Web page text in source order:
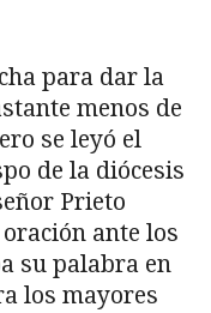
para dar la
menos de
se leyó el
de la diócesis
Prieto
ante los
su palabra en
los mayores